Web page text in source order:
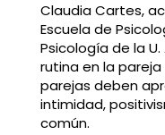
Claudia Cartes,
Escuela de
Psicología de la
rutina en la
parejas deben
intimidad,
común.